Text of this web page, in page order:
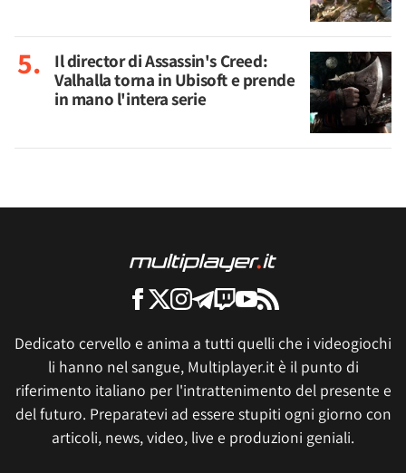
Il director di Assassin's Creed:
Valhalla torna in Ubisoft e prende
in mano l'intera serie
Dedicato cervello e anima a tutti quelli che i videogiochi
li hanno nel sangue, Multiplayer.it è il punto di
riferimento italiano per l'intrattenimento del presente e
del futuro. Preparatevi ad essere stupiti ogni giorno con
articoli, news, video, live e produzioni geniali.